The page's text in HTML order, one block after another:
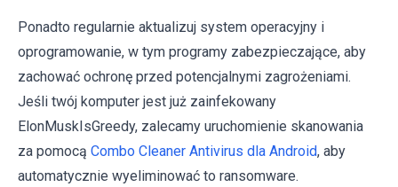
Ponadto regularnie aktualizuj system operacyjny i
oprogramowanie, w tym programy zabezpieczające, aby
zachować ochronę przed potencjalnymi zagrożeniami.
Jeśli twój komputer jest już zainfekowany
ElonMuskIsGreedy, zalecamy uruchomienie skanowania
za pomocą Combo Cleaner Antivirus dla Android, aby
automatycznie wyeliminować to ransomware.